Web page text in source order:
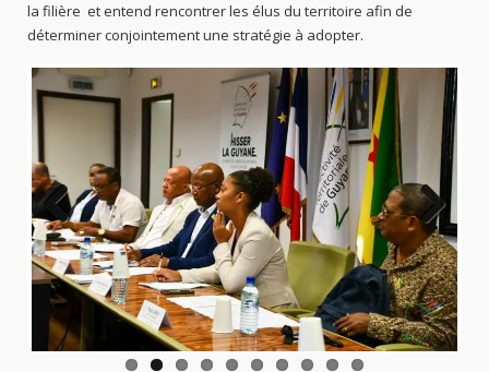
la filière et entend rencontrer les élus du territoire afin de
déterminer conjointement une stratégie à adopter.
Previo
us
Next